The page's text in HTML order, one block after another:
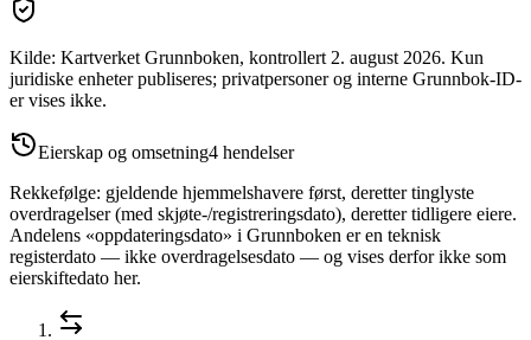
Kilde: Kartverket Grunnboken, kontrollert 2. august 2026. Kun
juridiske enheter publiseres; privatpersoner og interne Grunnbok-ID-
er vises ikke.
Eierskap og omsetning4 hendelser
Rekkefølge: gjeldende hjemmelshavere først, deretter tinglyste
overdragelser (med skjøte-/registreringsdato), deretter tidligere eiere.
Andelens «oppdateringsdato» i Grunnboken er en teknisk
registerdato — ikke overdragelsesdato — og vises derfor ikke som
eierskiftedato her.